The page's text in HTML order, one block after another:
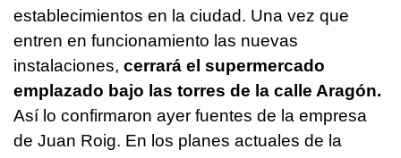
establecimientos en la ciudad. Una vez que
entren en funcionamiento las nuevas
instalaciones, cerrará el supermercado
emplazado bajo las torres de la calle Aragón.
Así lo confirmaron ayer fuentes de la empresa
de Juan Roig. En los planes actuales de la